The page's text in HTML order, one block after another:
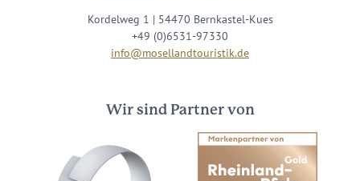
Kordelweg 1 | 54470 Bernkastel-Kues
+49 (0)6531-97330
info@mosellandtouristik.de
Wir sind Partner von